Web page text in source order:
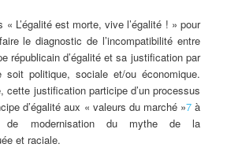
L’égalité est morte, vive l’égalité ! » pour
le diagnostic de l’incompatibilité entre
républicain d’égalité et sa justification par
soit politique, sociale et/ou économique.
cette justification participe d’un processus
d’égalité aux « valeurs du marché »7à
de modernisation du mythe de la
et raciale.